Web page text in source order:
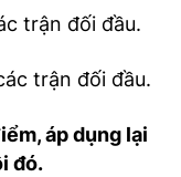
trận đối đầu.
trận đối đầu.
áp dụng lại
đó.